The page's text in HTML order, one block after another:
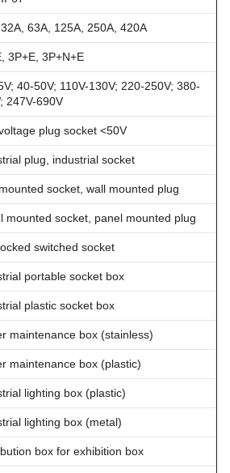
63A, 125A, 250A, 420A
3P+E, 3P+N+E
40-50V; 110V-130V; 220-250V; 380-
247V-690V
plug socket <50V
plug, industrial socket
socket, wall mounted plug
mounted socket, panel mounted plug
switched socket
portable socket box
plastic socket box
maintenance box (stainless)
maintenance box (plastic)
lighting box (plastic)
lighting box (metal)
box for exhibition box